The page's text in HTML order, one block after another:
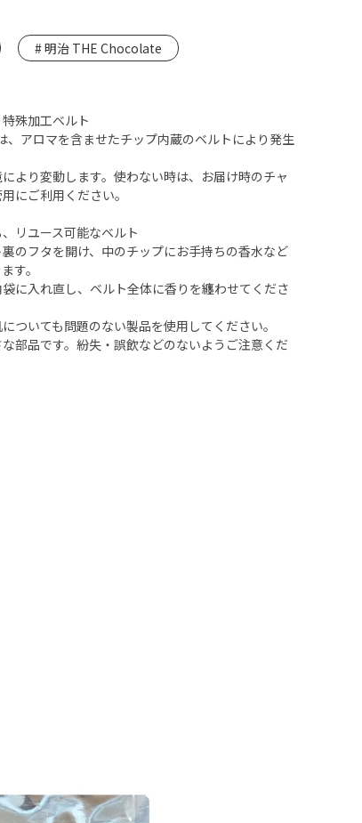
明治 THE Chocolate
殊加工ベルト
、アロマを含ませたチップ内蔵のベルトにより発生
より変動します。使わない時は、お届け時のチャ
にご利用ください。
リユース可能なベルト
のフタを開け、中のチップにお手持ちの香水など
す。
に入れ直し、ベルト全体に香りを纏わせてくださ
ついても問題のない製品を使用してください。
部品です。紛失・誤飲などのないようご注意くだ